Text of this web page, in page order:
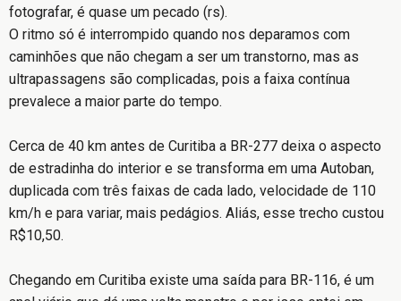
fotografar, é quase um pecado (rs).
O ritmo só é interrompido quando nos deparamos com
caminhões que não chegam a ser um transtorno, mas as
ultrapassagens são complicadas, pois a faixa contínua
prevalece a maior parte do tempo.
Cerca de 40 km antes de Curitiba a BR-277 deixa o aspecto
de estradinha do interior e se transforma em uma Autoban,
duplicada com três faixas de cada lado, velocidade de 110
km/h e para variar, mais pedágios. Aliás, esse trecho custou
R$10,50.
Chegando em Curitiba existe uma saída para BR-116, é um